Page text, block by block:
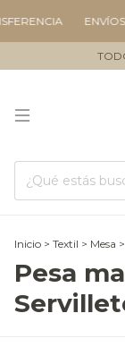
ENVÍOS
Inicio > Textil > Mesa >
Pesa